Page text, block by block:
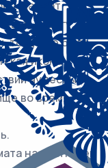
Далмат
берегу
тогда же была
икона
чудесным
во время
настоятелем